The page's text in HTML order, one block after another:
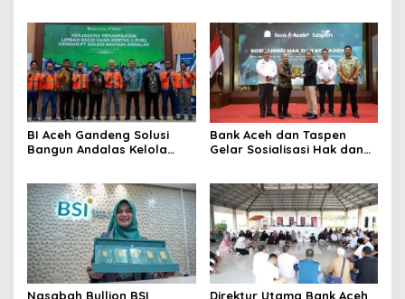
BI Aceh Gandeng Solusi
Bangun Andalas Kelola
Bank Aceh dan Taspen
Gelar Sosialisasi Hak dan
Pensiun
Nasabah Bullion BSI
Direktur Utama Bank Aceh